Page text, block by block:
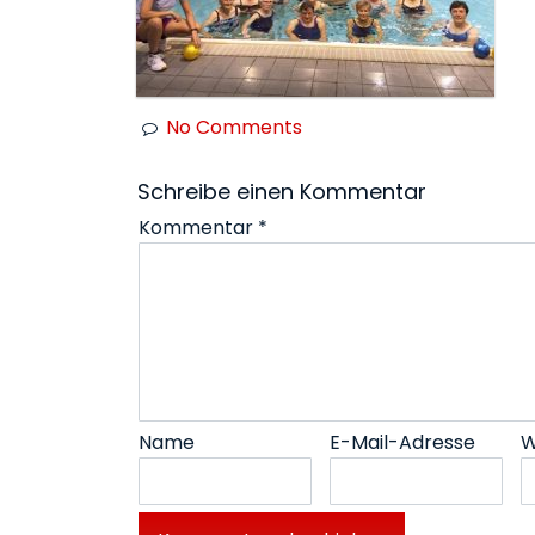
No Comments
Schreibe einen Kommentar
Kommentar *
Name E-Mail-Adresse